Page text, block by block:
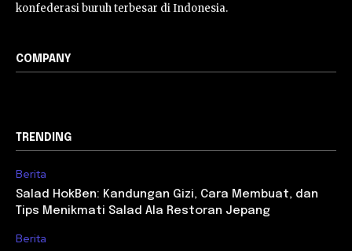
konfederasi buruh terbesar di Indonesia.
COMPANY
TRENDING
Berita
Salad HokBen: Kandungan Gizi, Cara Membuat, dan
Tips Menikmati Salad Ala Restoran Jepang
Berita